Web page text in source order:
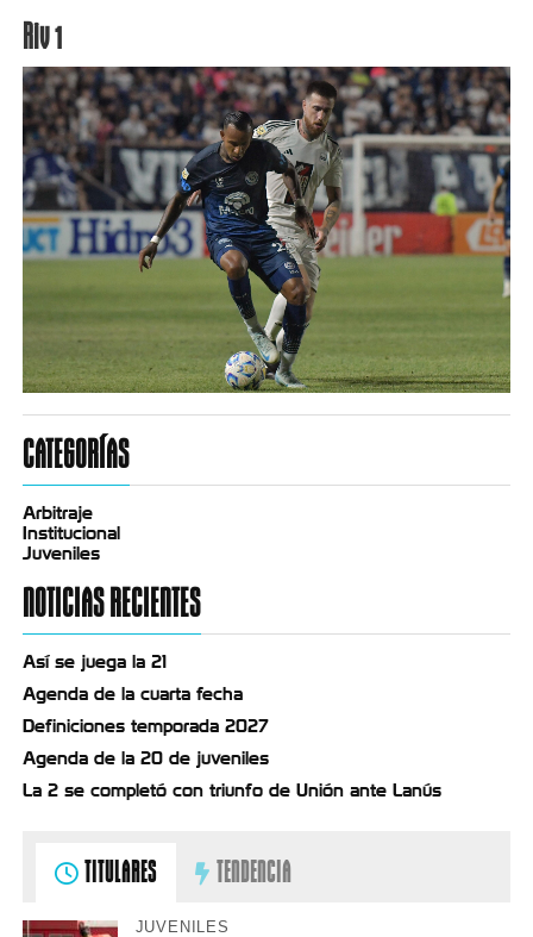
Riv 1
CATEGORÍAS
Arbitraje
Institucional
Juveniles
NOTICIAS RECIENTES
Así se juega la 21
Agenda de la cuarta fecha
Definiciones temporada 2027
Agenda de la 20 de juveniles
La 2 se completó con triunfo de Unión ante Lanús
TITULARES TENDENCIA
JUVENILES